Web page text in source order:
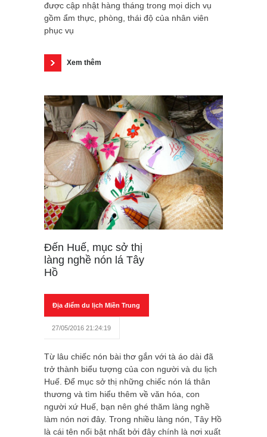
được cập nhật hàng tháng trong mọi dịch vụ
gồm ẩm thực, phòng, thái độ của nhân viên
phục vụ
Xem thêm
Đến Huế, mục sở thị
làng nghề nón lá Tây
Hồ
Địa điểm du lịch Miền Trung
27/05/2016 21:24:19
Từ lâu chiếc nón bài thơ gắn với tà áo dài đã
trở thành biểu tượng của con người và du lịch
Huế. Để mục sở thị những chiếc nón lá thân
thương và tìm hiểu thêm về văn hóa, con
người xứ Huế, bạn nên ghé thăm làng nghề
làm nón nơi đây. Trong nhiều làng nón, Tây Hồ
là cái tên nổi bật nhất bởi đây chính là nơi xuất